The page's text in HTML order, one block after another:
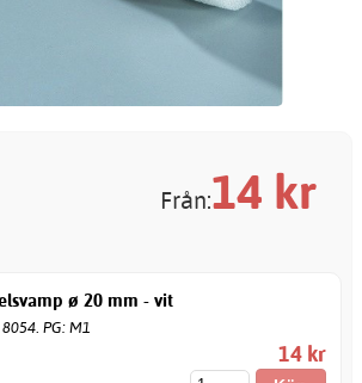
Från:14 kr
ø 20 mm - vit
PG: M1
14 kr